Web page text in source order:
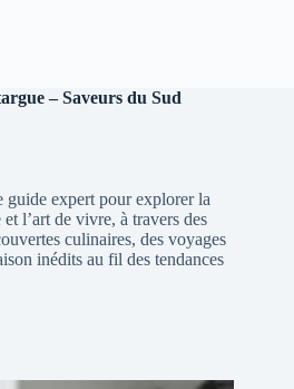
– Saveurs du Sud
expert pour explorer la
l’art de vivre, à travers des
culinaires, des voyages
inédits au fil des tendances